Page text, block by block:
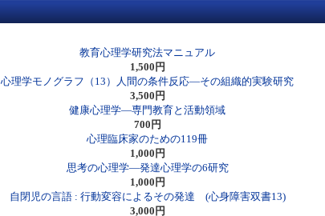
教育心理学研究法マニュアル
1,500円
心理学モノグラフ（13）人間の条件反応―その組織的実験研究
3,500円
健康心理学―専門教育と活動領域
700円
心理臨床家のための119冊
1,000円
思考の心理学―発達心理学の6研究
1,000円
自閉児の言語 : 行動変容によるその発達 (心身障害双書13)
3,000円